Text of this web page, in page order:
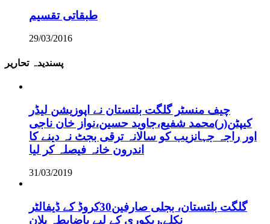
طبقاتی تقسیم
29/03/2016
پسندیدہ تحاریر
چیف منسٹر گلگت بلتستان نے اپوزیشن لیڈر
کیپٹن(ر)محمد شفیع،جاوید حسین،نواز خان ناجی
اور راجہ جہانزیب کو سالانہ ترقی بجٹ نہ دینے کا
اندرون خانہ فیصلہ کر لیا
31/03/2019
گلگت بلتستان، بجلی صارفین30کروڈ کے ڈیفالٹر
نکلے,ریکوری کے لیے باضابطہ پلان